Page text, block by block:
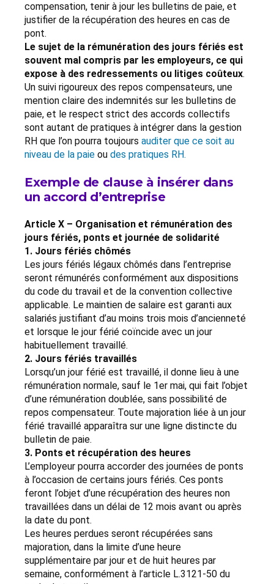
compensation, tenir à jour les bulletins de paie, et
justifier de la récupération des heures en cas de
pont.
Le sujet de la rémunération des jours fériés est
souvent mal compris par les employeurs, ce qui
expose à des redressements ou litiges coûteux.
Un suivi rigoureux des repos compensateurs, une
mention claire des indemnités sur les bulletins de
paie, et le respect strict des accords collectifs
sont autant de pratiques à intégrer dans la gestion
RH que l’on pourra toujours auditer que ce soit au
niveau de la paie ou des pratiques RH.
Exemple de clause à insérer dans
un accord d’entreprise
Article X – Organisation et rémunération des
jours fériés, ponts et journée de solidarité
1. Jours fériés chômés
Les jours fériés légaux chômés dans l’entreprise
seront rémunérés conformément aux dispositions
du code du travail et de la convention collective
applicable. Le maintien de salaire est garanti aux
salariés justifiant d’au moins trois mois d’ancienneté
et lorsque le jour férié coïncide avec un jour
habituellement travaillé.
2. Jours fériés travaillés
Lorsqu’un jour férié est travaillé, il donne lieu à une
rémunération normale, sauf le 1er mai, qui fait l’objet
d’une rémunération doublée, sans possibilité de
repos compensateur. Toute majoration liée à un jour
férié travaillé apparaîtra sur une ligne distincte du
bulletin de paie.
3. Ponts et récupération des heures
L’employeur pourra accorder des journées de ponts
à l’occasion de certains jours fériés. Ces ponts
feront l’objet d’une récupération des heures non
travaillées dans un délai de 12 mois avant ou après
la date du pont.
Les heures perdues seront récupérées sans
majoration, dans la limite d’une heure
supplémentaire par jour et de huit heures par
semaine, conformément à l’article L.3121-50 du